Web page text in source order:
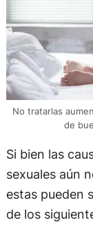
No tratarlas
de
Si bien las
sexuales aún
estas pueden
de los